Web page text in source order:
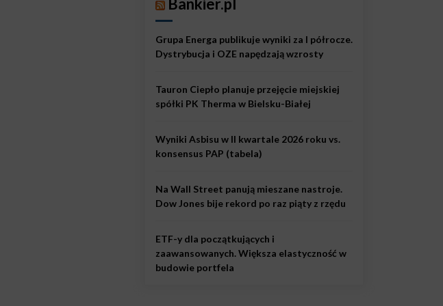
Bankier.pl
Grupa Energa publikuje wyniki za I półrocze.
Dystrybucja i OZE napędzają wzrosty
Tauron Ciepło planuje przejęcie miejskiej
spółki PK Therma w Bielsku-Białej
Wyniki Asbisu w II kwartale 2026 roku vs.
konsensus PAP (tabela)
Na Wall Street panują mieszane nastroje.
Dow Jones bije rekord po raz piąty z rzędu
ETF-y dla początkujących i
zaawansowanych. Większa elastyczność w
budowie portfela